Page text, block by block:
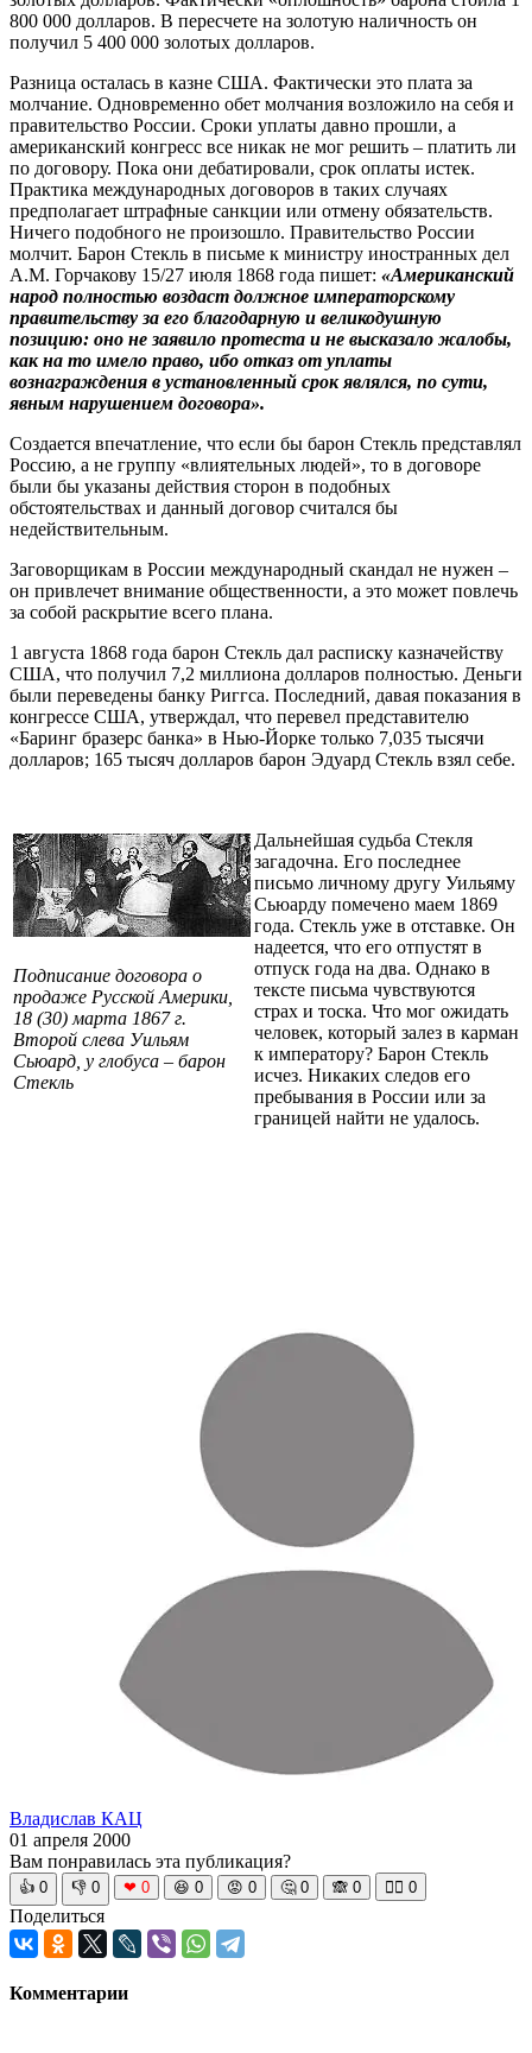
800 000 долларов. В пересчете на золотую наличность он
получил 5 400 000 золотых долларов.
Разница осталась в казне США. Фактически это плата за
молчание. Одновременно обет молчания возложило на себя и
правительство России. Сроки уплаты давно прошли, а
американский конгресс все никак не мог решить – платить ли
по договору. Пока они дебатировали, срок оплаты истек.
Практика международных договоров в таких случаях
предполагает штрафные санкции или отмену обязательств.
Ничего подобного не произошло. Правительство России
молчит. Барон Стекль в письме к министру иностранных дел
А.М. Горчакову 15/27 июля 1868 года пишет: «Американский
народ полностью воздаст должное императорскому
правительству за его благодарную и великодушную
позицию: оно не заявило протеста и не высказало жалобы,
как на то имело право, ибо отказ от уплаты
вознаграждения в установленный срок являлся, по сути,
явным нарушением договора».
Создается впечатление, что если бы барон Стекль представлял
Россию, а не группу «влиятельных людей», то в договоре
были бы указаны действия сторон в подобных
обстоятельствах и данный договор считался бы
недействительным.
Заговорщикам в России международный скандал не нужен –
он привлечет внимание общественности, а это может повлечь
за собой раскрытие всего плана.
1 августа 1868 года барон Стекль дал расписку казначейству
США, что получил 7,2 миллиона долларов полностью. Деньги
были переведены банку Риггса. Последний, давая показания в
конгрессе США, утверждал, что перевел представителю
«Баринг бразерс банка» в Нью-Йорке только 7,035 тысячи
долларов; 165 тысяч долларов барон Эдуард Стекль взял себе.
Подписание договора о
продаже Русской Америки,
18 (30) марта 1867 г.
Второй слева Уильям
Сьюард, у глобуса – барон
Стекль
Дальнейшая судьба Стекля
загадочна. Его последнее
письмо личному другу Уильяму
Сьюарду помечено маем 1869
года. Стекль уже в отставке. Он
надеется, что его отпустят в
отпуск года на два. Однако в
тексте письма чувствуются
страх и тоска. Что мог ожидать
человек, который залез в карман
к императору? Барон Стекль
исчез. Никаких следов его
пребывания в России или за
границей найти не удалось.
Владислав КАЦ
01 апреля 2000
Вам понравилась эта публикация?
👍 0 👎 0 ❤ 0 😆 0 😡 0 🤔 0 🙈 0 🧘‍♀️ 0
Поделиться
Комментарии